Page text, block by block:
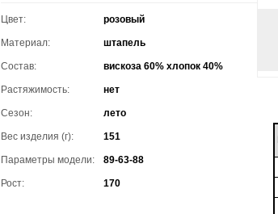
Цвет: розовый
Материал: штапель
Состав: вискоза 60% хлопок 40%
Растяжимость: нет
Сезон: лето
Вес изделия (г): 151
Параметры модели: 89-63-88
Рост: 170